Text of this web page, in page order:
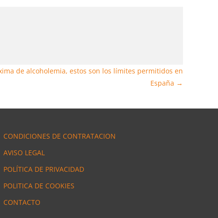
de alcoholemia, estos son los límites permitidos en
España →
CONDICIONES DE CONTRATACION
AVISO LEGAL
POLÍTICA DE PRIVACIDAD
POLITICA DE COOKIES
CONTACTO